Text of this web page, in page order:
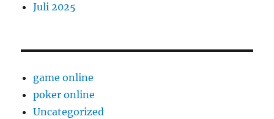
Juli 2025
game online
poker online
Uncategorized